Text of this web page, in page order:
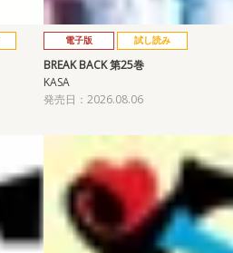
電子版 試し読み
BREAK BACK 第25巻
KASA
発売日：2026.08.06